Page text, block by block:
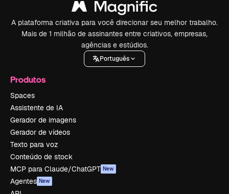
A plataforma criativa para você direcionar seu melhor trabalho.
Mais de 1 milhão de assinantes entre criativos, empresas,
agências e estúdios.
Português
Produtos
Spaces
Assistente de IA
Gerador de imagens
Gerador de vídeos
Texto para voz
Conteúdo de stock
MCP para Claude/ChatGPT New
Agentes New